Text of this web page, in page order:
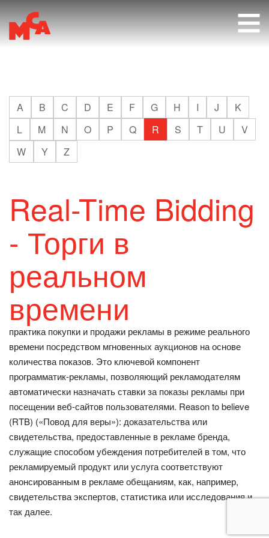
RU
A B C D E F G H I J
K
L
M N O P Q R S T U
V
W
Y Z
Real-Time Bidding
- Торги в
реальном
времени
практика покупки и продажи рекламы в режиме реального
времени посредством мгновенных аукционов на основе
количества показов. Это ключевой компонент
программатик-рекламы, позволяющий рекламодателям
автоматически назначать ставки за показы рекламы при
посещении веб-сайтов пользователями. Reason to believe
(RTB) («Повод для веры»): доказательства или
свидетельства, предоставленные в рекламе бренда,
служащие способом убеждения потребителей в том, что
рекламируемый продукт или услуга соответствуют
анонсированным в рекламе обещаниям, как, например,
свидетельства экспертов, статистика или исследования и
так далее.